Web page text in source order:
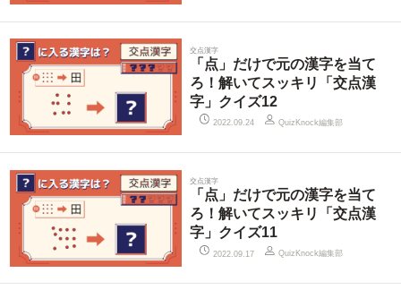
交点漢字
「点」だけで元の漢字を当て
ろ！解いてスッキリ「交点漢
字」クイズ12
2022.09.24 QuizKnock編集部
交点漢字
「点」だけで元の漢字を当て
ろ！解いてスッキリ「交点漢
字」クイズ11
2022.09.17 QuizKnock編集部